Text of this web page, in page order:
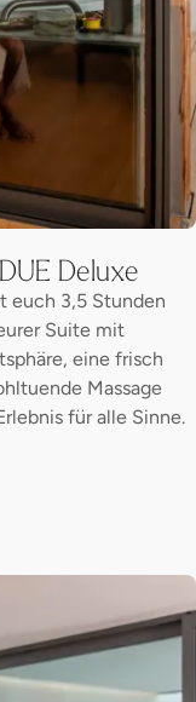
Deluxe
euch 3,5 Stunden
Suite mit
eine frisch
Massage
für alle Sinne.